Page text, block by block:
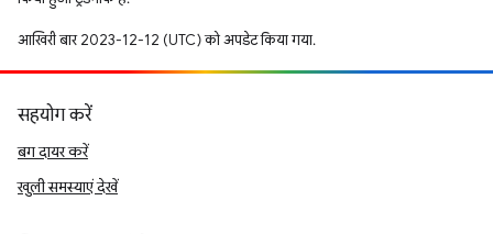
आखिरी बार 2023-12-12 (UTC) को अपडेट किया गया.
सहयोग करें
बग दायर करें
खुली समस्याएं देखें